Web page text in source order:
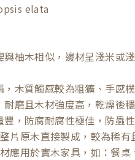
elata
柚木相似，邊材呈淺米或
木質觸感較為粗獷、手感
磨且木材強度高，乾燥後
，防腐耐腐性極佳，防蟲
片原木直接製成，較為稀有
應用於實木家具，如：餐